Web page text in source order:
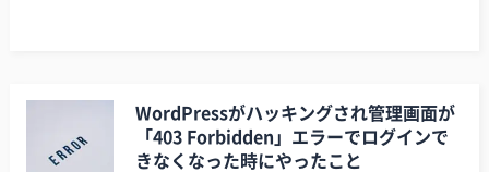
WordPressがハッキングされ管理画面が
「403 Forbidden」エラーでログインで
きなくなった時にやったこと